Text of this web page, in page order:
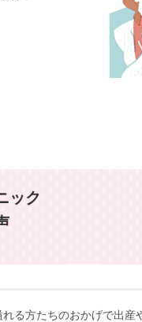
ック
る方たちのおかげで出産